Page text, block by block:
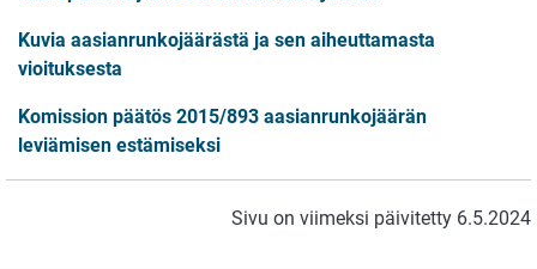
Kuvia aasianrunkojäärästä ja sen aiheuttamasta
vioituksesta
Komission päätös 2015/893 aasianrunkojäärän
leviämisen estämiseksi
Sivu on viimeksi päivitetty 6.5.2024